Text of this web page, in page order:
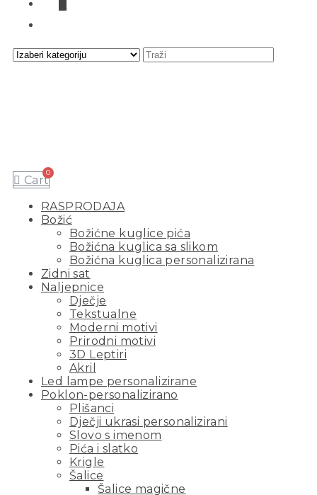
Cart
RASPRODAJA
Božić
Božićne kuglice pića
Božićna kuglica sa slikom
Božićna kuglica personalizirana
Zidni sat
Naljepnice
Dječje
Tekstualne
Moderni motivi
Prirodni motivi
3D Leptiri
Akril
Led lampe personalizirane
Poklon-personalizirano
Plišanci
Dječji ukrasi personalizirani
Slovo s imenom
Pića i slatko
Krigle
Šalice
Šalice magične